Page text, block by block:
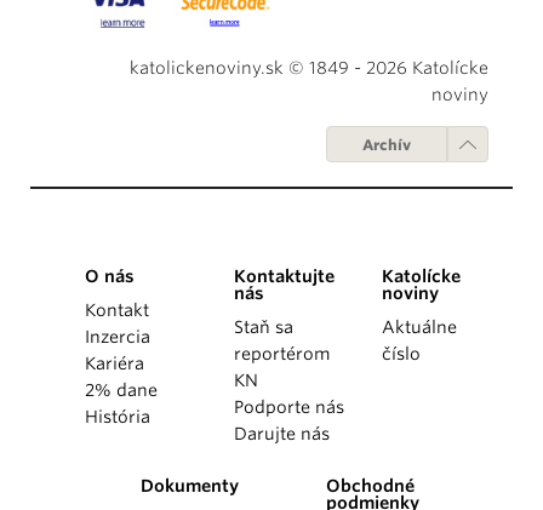
katolickenoviny.sk © 1849 - 2026 Katolícke
noviny
Archív
O nás
Kontakt
Inzercia
Kariéra
2% dane
História
Kontaktujte
nás
Staň sa
reportérom
KN
Podporte nás
Darujte nás
Katolícke
noviny
Aktuálne
číslo
Dokumenty
Obchodné
podmienky